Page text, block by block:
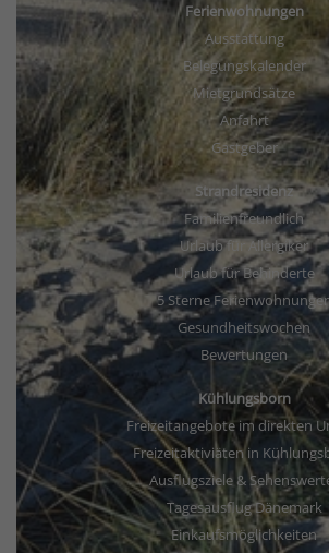
Ferienwohnungen
Ausstattung
Belegungskalender
Mietgrundsätze
Anfahrt
Gastgeber
Strandresidenz
Familienfreundlich
Urlaub für Allergiker
Urlaub für Behinderte
5 Sterne
Gesundheitswochen
Bewertungen
Kühlungsborn
Freizeitangebote im direkten
Freizeitaktiviäten in
Ausflugsziele &
Tagesausflug Dänemark
Einkaufsmöglichkeiten